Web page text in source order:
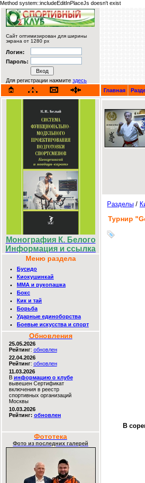
Method system::includeEditInPlaceJs doesn't exist
Сайт оптимизирован для ширины
экрана от 1280 px
Логин:
Пароль:
Для регистрации нажмите здесь
Главная
Монография К. Белого
Информация и ссылка
Меню раздела
Бусидо
Киокушинкай
MMA и рукопашка
Бокс
Кик и тай
Борьба
Ударные единоборства
Боевые искусства и спорт
Обновления
25.05.2026
Рейтинг: обновлен
22.04.2026
Рейтинг: обновлен
11.03.2026
В информацию о клубе
вывешен Сертификат
включения в реестр
спортивных организаций
Москвы
10.03.2026
Рейтинг: обновлен
Фототека
Фото из последних галерей
Разделы /
Турнир
В